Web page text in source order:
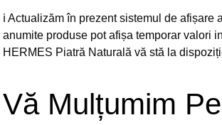
ℹ️ Actualizăm în prezent sistemul de
anumite produse pot afișa temporar valori
HERMES Piatră Naturală vă stă la
Vă Mulțumim